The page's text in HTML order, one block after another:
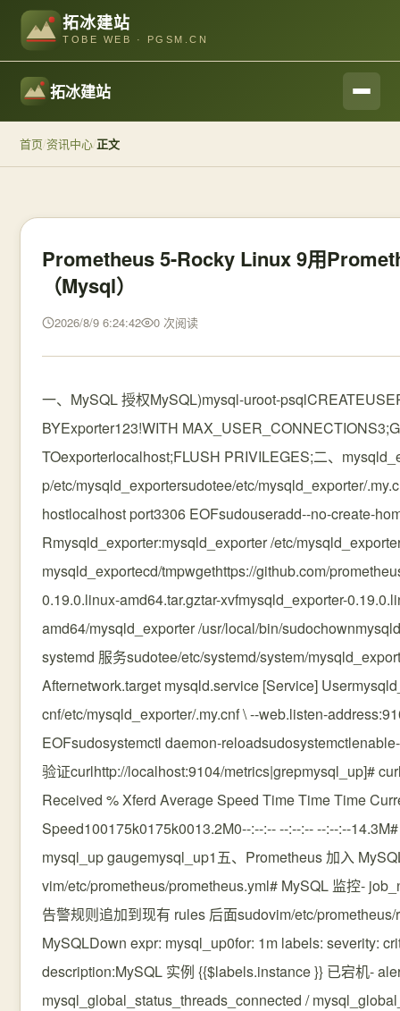
拓冰建站
TOBE WEB · PGSM.CN
拓冰建站
首页/资讯中心/正文
Prometheus 5-Rocky Linux 9用
（Mysql）
2026/8/9 6:24:42 0 次阅读
一、MySQL 授权MySQL)mysql-uroot-
BYExporter123!WITH
TOexporterlocalhost;FLUSH PRIVILEGES;二、
p/etc/mysqld_exportersudotee/etc/mysqld_exporter/
hostlocalhost port3306 EOFsudouseradd--no-create-
Rmysqld_exporter:mysqld_exporter /etc/
mysqld_exportecd/tmpwgethttps://github.com/
0.19.0.linux-amd64.tar.gztar-xvfmysqld_exporter-
amd64/mysqld_exporter /usr/local/bin/
systemd 服务sudotee/etc/systemd/system/
Afternetwork.target mysqld.service [Service]
cnf/etc/mysqld_exporter/.my.cnf \ --web.listen-
EOFsudosystemctl daemon-
验证curlhttp://localhost:9104/metrics|grepmysql_up]#
Received % Xferd Average Speed Time Time Time
Speed100175k0175k0013.2M0--:--:-- --:--:-- --:--:--
mysql_up gaugemysql_up1五、Prometheus 加入
vim/etc/prometheus/prometheus.yml# MySQL 监控-
告警规则追加到现有 rules 后面sudovim/etc/
MySQLDown expr: mysql_up0for: 1m labels: severity:
description:MySQL 实例 {{$labels.instance }} 已宕机-
mysql_global_status_threads_connected /